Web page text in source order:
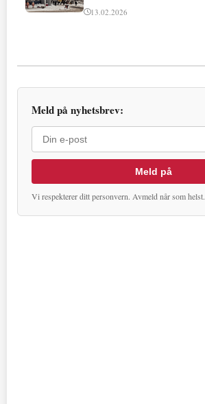
13.02.2026
Meld på nyhetsbrev:
Meld på
Vi respekterer ditt personvern. Avmeld når som helst.